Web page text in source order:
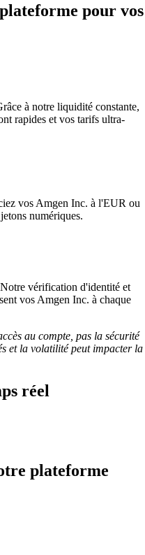
pour vos
à notre liquidité constante,
rapides et vos tarifs ultra-
vos Amgen Inc. à l'EUR ou
numériques.
vérification d'identité et
vos Amgen Inc. à chaque
au compte, pas la sécurité
et la volatilité peut impacter la
réel
plateforme